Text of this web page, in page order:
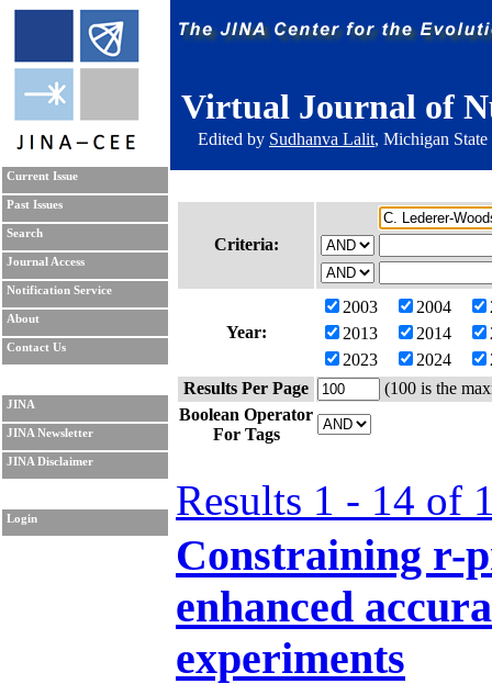
Virtual Journal of
Edited by Sudhanva Lalit, Michigan
Current Issue
Past Issues
Search
Journal Access
Notification Service
About
Contact Us
JINA
JINA Newsletter
JINA Disclaimer
Login
Criteria:
Year:
2003 2004
2013
2014
2023
2024
Results Per Page
(100 is the
Boolean Operator
For Tags
Results 1 - 14 of
Constraining r-
enhanced
experiments